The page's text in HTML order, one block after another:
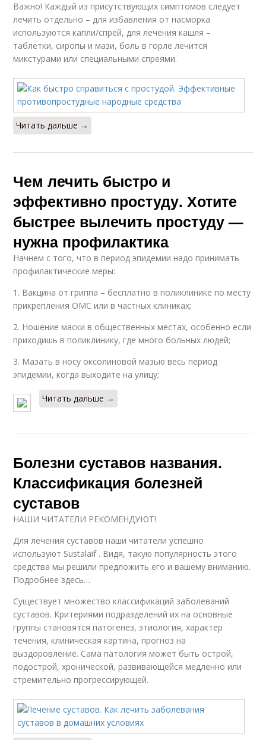
Важно! Каждый из присутствующих симптомов следует
лечить отдельно – для избавления от насморка
используются капли/спрей, для лечения кашля –
таблетки, сиропы и мази, боль в горле лечится
микстурами или специальными спреями.
Читать дальше →
Чем лечить быстро и
эффективно простуду. Хотите
быстрее вылечить простуду —
нужна профилактика
Начнем с того, что в период эпидемии надо принимать
профилактические меры:
1. Вакцина от гриппа – бесплатно в поликлинике по месту
прикрепления ОМС или в частных клиниках;
2. Ношение маски в общественных местах, особенно если
приходишь в поликлинику, где много больных людей;
3. Мазать в носу оксолиновой мазью весь период
эпидемии, когда выходите на улицу;
Читать дальше →
Болезни суставов названия.
Классификация болезней
суставов
НАШИ ЧИТАТЕЛИ РЕКОМЕНДУЮТ!
Для лечения суставов наши читатели успешно
используют Sustalaif . Видя, такую популярность этого
средства мы решили предложить его и вашему вниманию.
Подробнее здесь…
Существует множество классификаций заболеваний
суставов. Критериями подразделений их на основные
группы становятся патогенез, этиология, характер
течения, клиническая картина, прогноз на
выздоровление. Сама патология может быть острой,
подострой, хронической, развивающейся медленно или
стремительно прогрессирующей.